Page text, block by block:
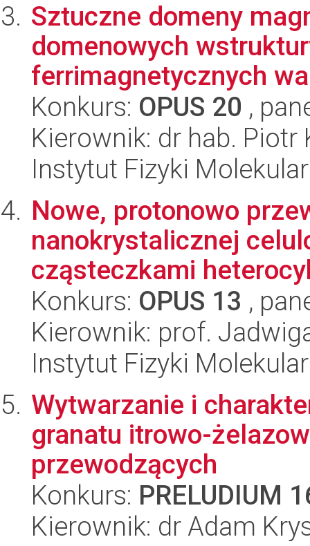
Sztuczne domeny
domenowych
ferrimagnetycznych
Konkurs: OPUS 20 ,
Kierownik: dr hab. Piotr
Instytut Fizyki
Nowe, protonowo
nanokrystalicznej
cząsteczkami
Konkurs: OPUS 13 ,
Kierownik: prof.
Instytut Fizyki
Wytwarzanie i
granatu itrowo-
przewodzących
Konkurs: PRELUDIUM
Kierownik: dr Adam